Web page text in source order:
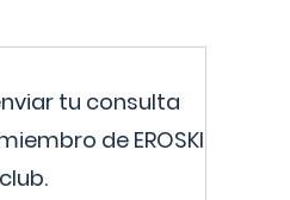
tu consulta
de EROSKI
club.